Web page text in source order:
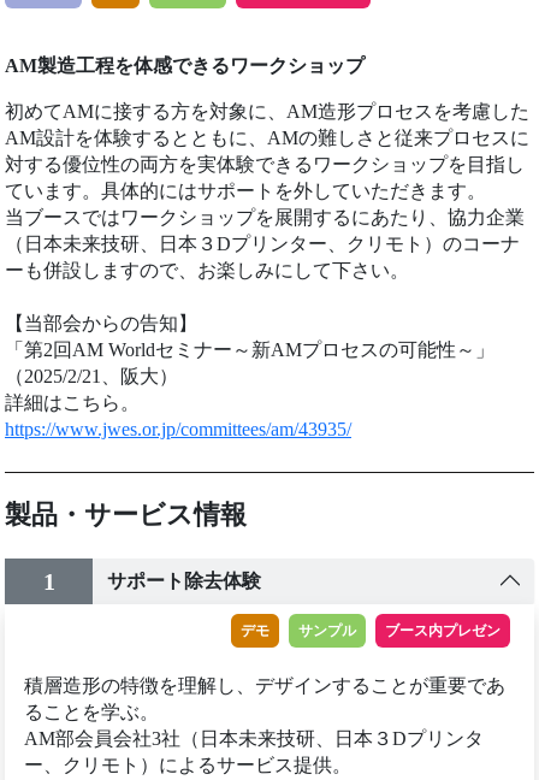
AM製造工程を体感できるワークショップ
初めてAMに接する方を対象に、AM造形プロセスを考慮した
AM設計を体験するとともに、AMの難しさと従来プロセスに
対する優位性の両方を実体験できるワークショップを目指し
ています。具体的にはサポートを外していただきます。
当ブースではワークショップを展開するにあたり、協力企業
（日本未来技研、日本３Dプリンター、クリモト）のコーナ
ーも併設しますので、お楽しみにして下さい。
【当部会からの告知】
「第2回AM Worldセミナー～新AMプロセスの可能性～」
（2025/2/21、阪大）
詳細はこちら。
https://www.jwes.or.jp/committees/am/43935/
製品・サービス情報
1 サポート除去体験
デモ サンプル ブース内プレゼン
積層造形の特徴を理解し、デザインすることが重要であ
ることを学ぶ。
AM部会員会社3社（日本未来技研、日本３Dプリンタ
ー、クリモト）によるサービス提供。